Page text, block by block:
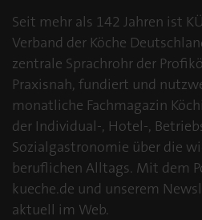
Seit mehr als 142 Jahren ist
Verband der Köche
zentrale Sprachrohr der
Praxisnah, fundiert und
monatliche Fachmagazin
der Individual-, Hotel-,
Sozialgastronomie über die
beruflichen Alltags. Mit dem
kueche.de und unserem
aktuell im Web.